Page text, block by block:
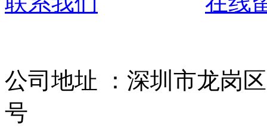
公司地址 ：深圳市龙岗
号